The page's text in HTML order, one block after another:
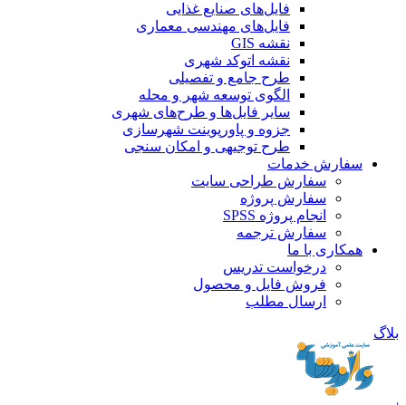
فایل‌های صنایع غذایی
فایل‌های مهندسی معماری
نقشه GIS
نقشه اتوکد شهری
طرح جامع و تفصیلی
الگوی توسعه شهر و محله
سایر فایل‌ها و طرح‌های شهری
جزوه و پاورپوینت شهرسازی
طرح توجیهی و امکان سنجی
سفارش خدمات
سفارش طراحی سایت
سفارش پروژه
انجام پروژه SPSS
سفارش ترجمه
همکاری با ما
درخواست تدریس
فروش فایل و محصول
ارسال مطلب